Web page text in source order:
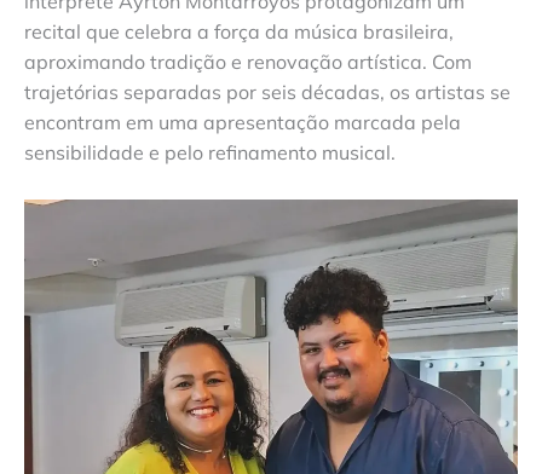
recital que celebra a força da música brasileira,
aproximando tradição e renovação artística. Com
trajetórias separadas por seis décadas, os artistas se
encontram em uma apresentação marcada pela
sensibilidade e pelo refinamento musical.